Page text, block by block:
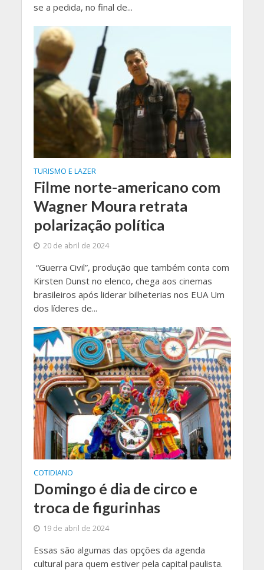
se a pedida, no final de...
TURISMO E LAZER
Filme norte-americano com
Wagner Moura retrata
polarização política
20 de abril de 2024
“Guerra Civil”, produção que também conta com
Kirsten Dunst no elenco, chega aos cinemas
brasileiros após liderar bilheterias nos EUA Um
dos líderes de...
COTIDIANO
Domingo é dia de circo e
troca de figurinhas
19 de abril de 2024
Essas são algumas das opções da agenda
cultural para quem estiver pela capital paulista.